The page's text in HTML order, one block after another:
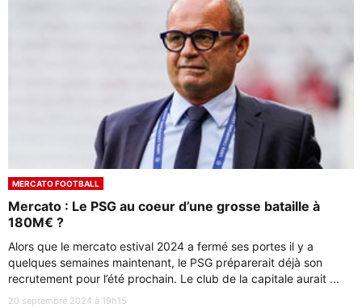
MERCATO FOOTBALL
Mercato : Le PSG au coeur d’une grosse bataille à
180M€ ?
Alors que le mercato estival 2024 a fermé ses portes il y a
quelques semaines maintenant, le PSG préparerait déjà son
recrutement pour l’été prochain. Le club de la capitale aurait ...
20 septembre 2024 à 19h15